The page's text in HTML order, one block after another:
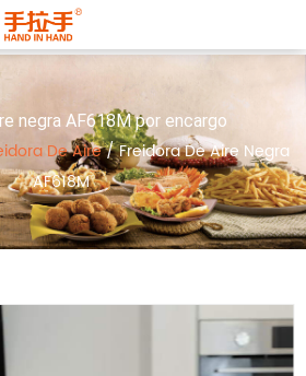
negra AF618M por encargo
De Aire/Freidora De Aire Negra
AF618M